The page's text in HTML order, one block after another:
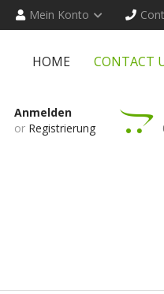
Mein Konto
HOME CONTACT
Anmelden
or Registrierung